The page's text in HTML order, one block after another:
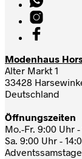
Modenhaus
Alter Markt 1
33428
Deutschland
Öffnungszeiten
Mo.-Fr. 9:00 Uhr
Sa. 9:00 Uhr -